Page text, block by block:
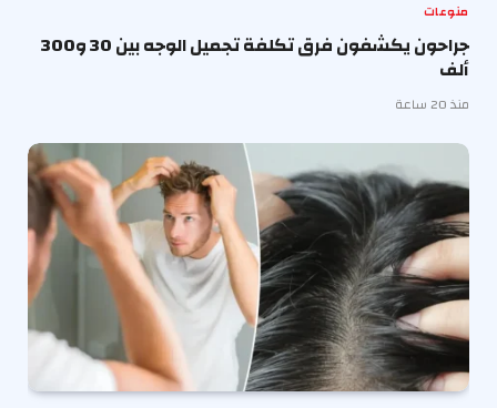
منوعات
جراحون يكشفون فرق تكلفة تجميل الوجه بين 30 و300
ألف
منذ 20 ساعة